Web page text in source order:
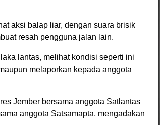
aksi balap liar, dengan suara brisik
resah pengguna jalan lain.
lantas, melihat kondisi seperti ini
melaporkan kepada anggota
Jember bersama anggota Satlantas
anggota Satsamapta, mengadakan